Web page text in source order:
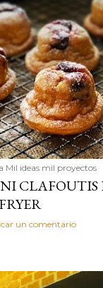
Mil ideas mil proyectos
CLAFOUTIS
un comentario